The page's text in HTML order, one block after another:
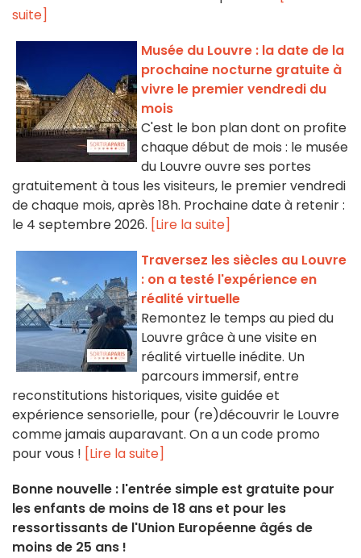
suite]
Musée du Louvre : la date de la
prochaine nocturne gratuite à
vivre le premier vendredi du
mois
C'est le bon plan dont on profite
chaque début de mois : le musée
du Louvre ouvre ses portes
gratuitement à tous les visiteurs, le premier vendredi
de chaque mois, après 18h. Prochaine date à retenir :
le 4 septembre 2026. [Lire la suite]
Traversez les siècles au Louvre
: on a testé l'expérience en
réalité virtuelle
Remontez le temps au pied du
Louvre grâce à une visite en
réalité virtuelle inédite. Un
parcours immersif, entre
reconstitutions historiques, visite guidée et
expérience sensorielle, pour (re)découvrir le Louvre
comme jamais auparavant. On a un code promo
pour vous ! [Lire la suite]
Bonne nouvelle : l'entrée simple est gratuite pour
les enfants de moins de 18 ans et pour les
ressortissants de l'Union Européenne âgés de
moins de 25 ans !